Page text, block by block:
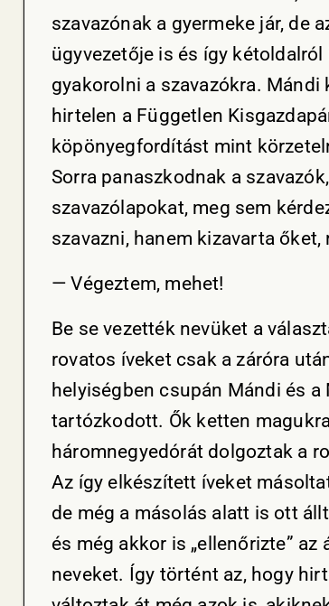
szavazónak a gyermeke jár, de
ügyvezetője is és így
gyakorolni a szavazókra.
hirtelen a Független
köpönyegfordítást mint
Sorra panaszkodnak a
szavazólapokat, meg sem
szavazni, hanem kizavarta őket,
— Végeztem, mehet!
Be se vezették nevüket a
rovatos íveket csak a záróra
helyiségben csupán Mándi és
tartózkodott. Ők ketten
háromnegyedórát dolgoztak a
Az így elkészített íveket
de még a másolás alatt is ott
és még akkor is „ellenőrizte”
neveket. Így történt az, hogy